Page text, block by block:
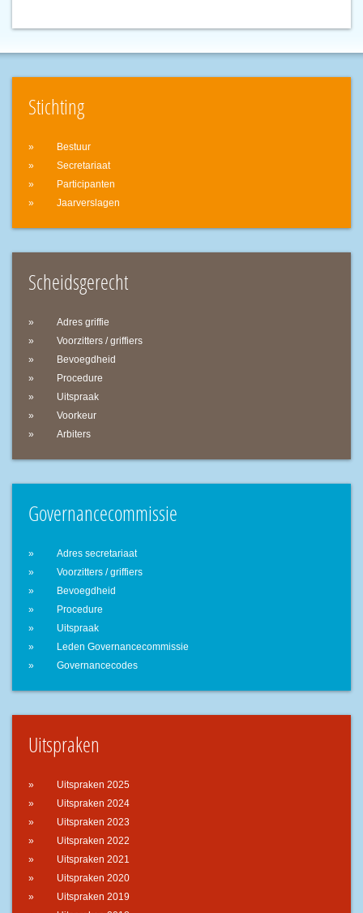
Stichting
Bestuur
Secretariaat
Participanten
Jaarverslagen
Scheidsgerecht
Adres griffie
Voorzitters / griffiers
Bevoegdheid
Procedure
Uitspraak
Voorkeur
Arbiters
Governancecommissie
Adres secretariaat
Voorzitters / griffiers
Bevoegdheid
Procedure
Uitspraak
Leden Governancecommissie
Governancecodes
Uitspraken
Uitspraken 2025
Uitspraken 2024
Uitspraken 2023
Uitspraken 2022
Uitspraken 2021
Uitspraken 2020
Uitspraken 2019